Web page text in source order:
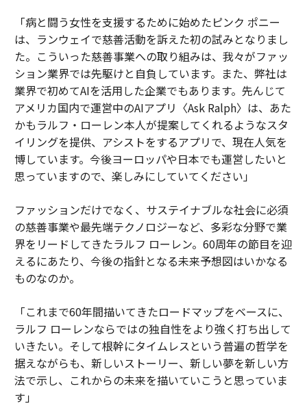
「病と闘う女性を支援するために始めたピンク ポニー
は、ランウェイで慈善活動を訴えた初の試みとなりまし
た。こういった慈善事業への取り組みは、我々がファッ
ション業界では先駆けと自負しています。また、弊社は
業界で初めてAIを活用した企業でもあります。先んじて
アメリカ国内で運営中のAIアプリ〈Ask Ralph〉は、あた
かもラルフ・ローレン本人が提案してくれるようなスタ
イリングを提供、アシストをするアプリで、現在人気を
博しています。今後ヨーロッパや日本でも運営したいと
思っていますので、楽しみにしていてください」
ファッションだけでなく、サステイナブルな社会に必須
の慈善事業や最先端テクノロジーなど、多彩な分野で業
界をリードしてきたラルフ ローレン。60周年の節目を迎
えるにあたり、今後の指針となる未来予想図はいかなる
ものなのか。
「これまで60年間描いてきたロードマップをベースに、
ラルフ ローレンならではの独自性をより強く打ち出して
いきたい。そして根幹にタイムレスという普遍の哲学を
据えながらも、新しいストーリー、新しい夢を新しい方
法で示し、これからの未来を描いていこうと思っていま
す」